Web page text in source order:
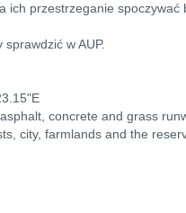
ich przestrzeganie spoczywać
w AUP.
concrete and grass
city, farmlands and the